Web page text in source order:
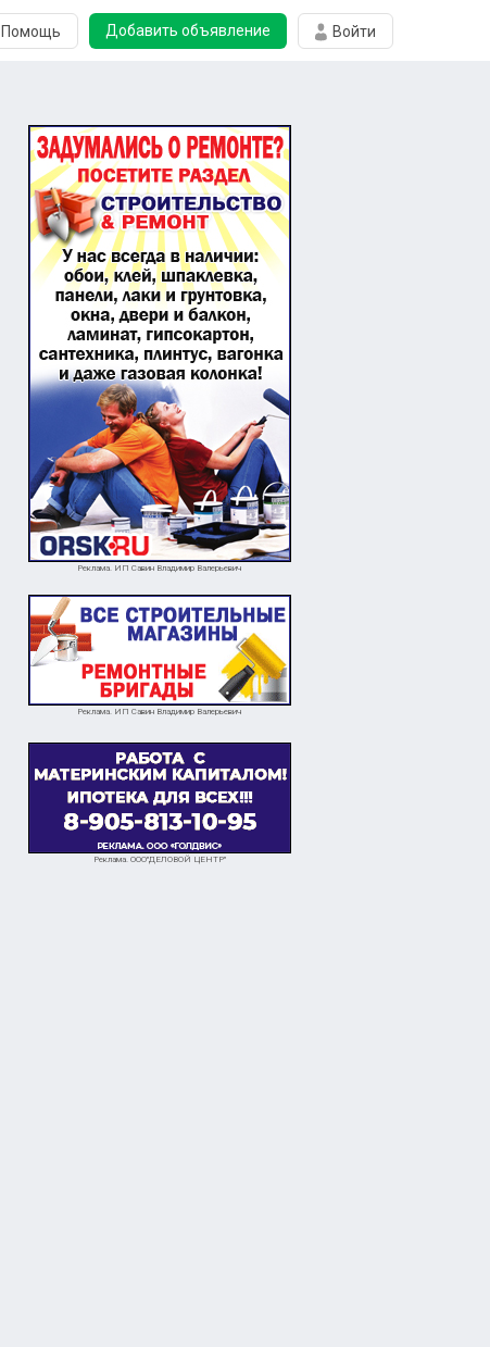
Помощь Добавить объявление Войти
Реклама. ИП Савин Владимир Валерьевич
Реклама. ИП Савин Владимир Валерьевич
Реклама. ООО"ДЕЛОВОЙ ЦЕНТР"